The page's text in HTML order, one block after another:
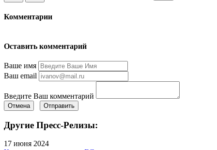
Комментарии
Оставить комментарий
Ваше имя
Ваш email
Введите Ваш комментарий
Отмена Отправить
Другие Пресс-Релизы:
17 июня 2024